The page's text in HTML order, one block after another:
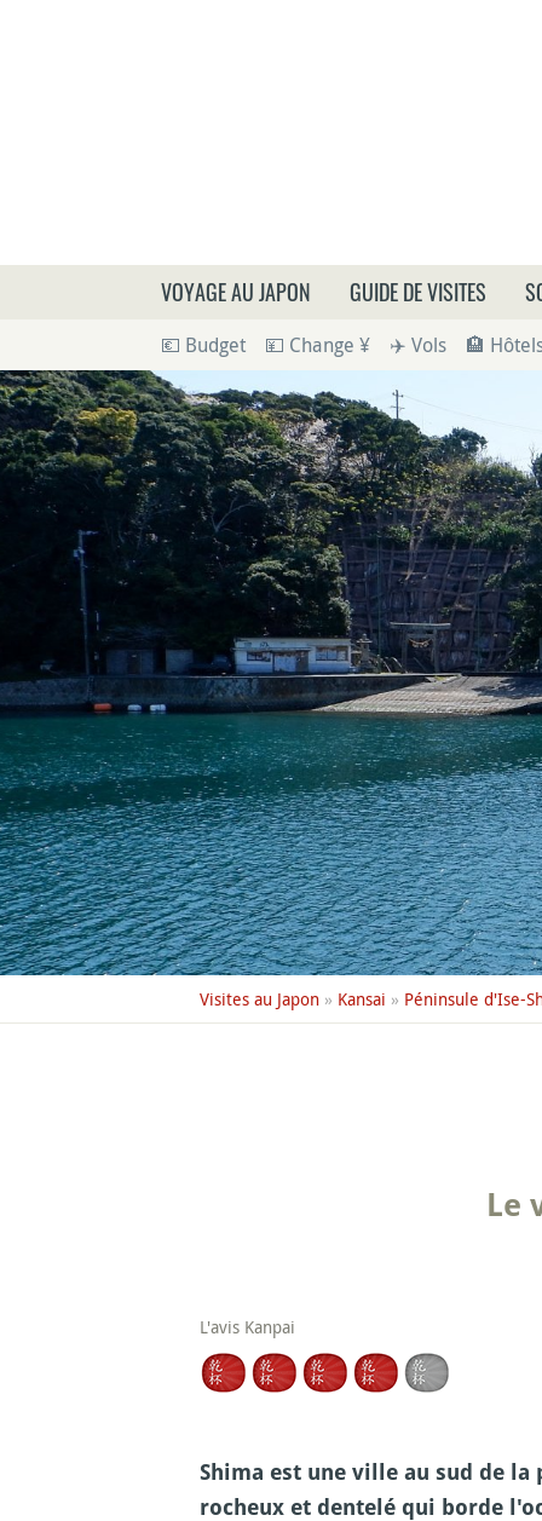
VOYAGE AU JAPON GUIDE DE VISITES
💶 Budget 💴 Change ¥ ✈️ Vols 🏨
Visites au Japon» Kansai » Péninsule d'Ise-
Le
L'avis Kanpai
Shima est une ville au sud de
rocheux et dentelé qui borde